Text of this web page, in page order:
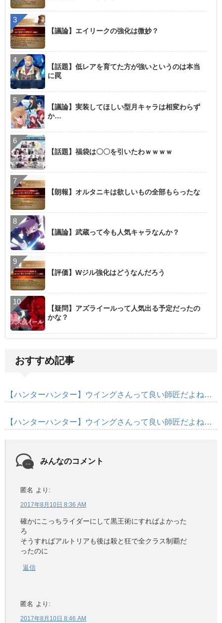
【議論】エイリークの強化は微妙？
【話題】低レアを育てた方が強いというのは本当
に罠
【議論】実装してほしい型月キャラは相変わらず
か…
【話題】福袋は〇〇を引いたわｗｗｗｗ
【朗報】オルタニキは欲しいもの全部もらったな
【議論】武蔵って今も人気キャラなんか？
【評価】Wジル強化はどうなんだろう
【疑問】アズライールって人気出る予定だったの
かな？
おすすめ記事
【ハンターハンター】ウイングさんって良い師匠だよね…
【ハンターハンター】ウイングさんって良い師匠だよね…
みんなのコメント
匿名 より:
2017年8月10日 8:36 AM
確かにこっちライダーにして黒王術にすればよかった
ろ
そうすればアルトリアも後は殺と狂で全クラス制覇だ
ったのに
返信
匿名 より:
2017年8月10日 8:46 AM